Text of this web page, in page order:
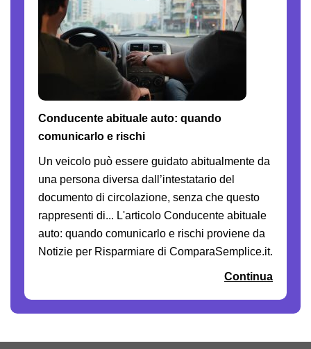
Conducente abituale auto: quando
comunicarlo e rischi
Un veicolo può essere guidato abitualmente da
una persona diversa dall’intestatario del
documento di circolazione, senza che questo
rappresenti di... L'articolo Conducente abituale
auto: quando comunicarlo e rischi proviene da
Notizie per Risparmiare di ComparaSemplice.it.
Continua